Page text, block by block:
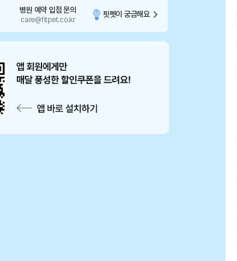
병원 예약 입점 문의
care@fitpet.co.kr
핏펫이 궁금해요